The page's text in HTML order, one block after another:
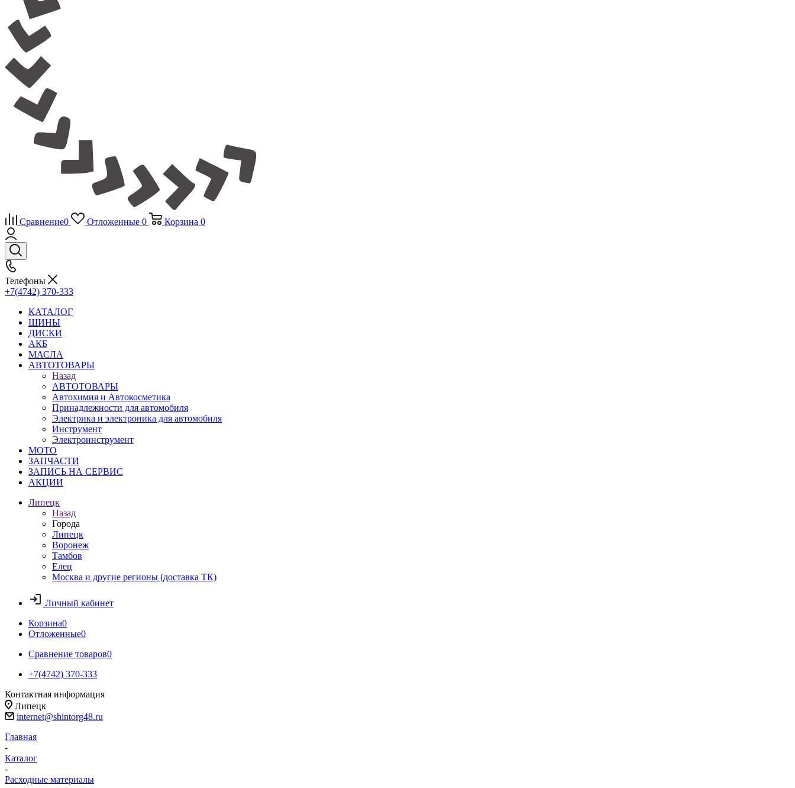
Сравнение0 Отложенные 0 Корзина 0
Телефоны
+7(4742) 370-333
КАТАЛОГ
ШИНЫ
ДИСКИ
АКБ
МАСЛА
АВТОТОВАРЫ
Назад
АВТОТОВАРЫ
Автохимия и Автокосметика
Принадлежности для автомобиля
Электрика и электроника для автомобиля
Инструмент
Электроинструмент
МОТО
ЗАПЧАСТИ
ЗАПИСЬ НА СЕРВИС
АКЦИИ
Липецк
Назад
Города
Липецк
Воронеж
Тамбов
Елец
Москва и другие регионы (доставка ТК)
Личный кабинет
Корзина0
Отложенные0
Сравнение товаров0
+7(4742) 370-333
Контактная информация
Липецк
internet@shintorg48.ru
Главная
-
Каталог
-
Расходные материалы